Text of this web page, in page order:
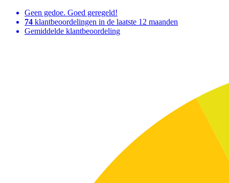
Geen gedoe. Goed geregeld!
74 klantbeoordelingen in de laatste 12 maanden
Gemiddelde klantbeoordeling